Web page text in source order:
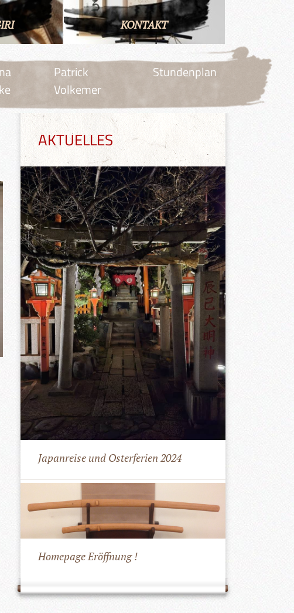
KONTAKT
Patrick
Volkemer
Stundenplan
AKTUELLES
Japanreise und Osterferien 2024
Homepage Eröffnung !